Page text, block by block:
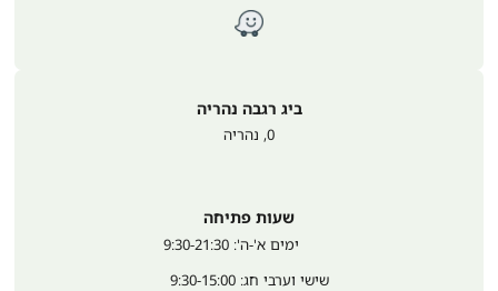
ביג רגבה נהריה
0
, נהריה
שעות פתיחה
שישי וערבי חג: 9:30-15:00